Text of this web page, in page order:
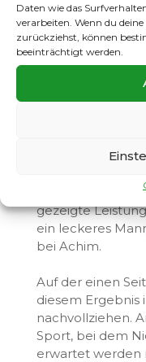
Daten wie das
verarbeiten. Wenn du
zurückziehst, können
beeinträchtigt werden.
In der Pause
wollte. Mitten in
öffnete sich
gegnerische
mitzuteilen, dass
werden und
Stimmung der
doch wir
zahlreich
gezeigte
ein leckeres
bei Achim.
Auf der einen
diesem Ergebnis
nachvollziehen.
Sport, bei dem
erwartet werden